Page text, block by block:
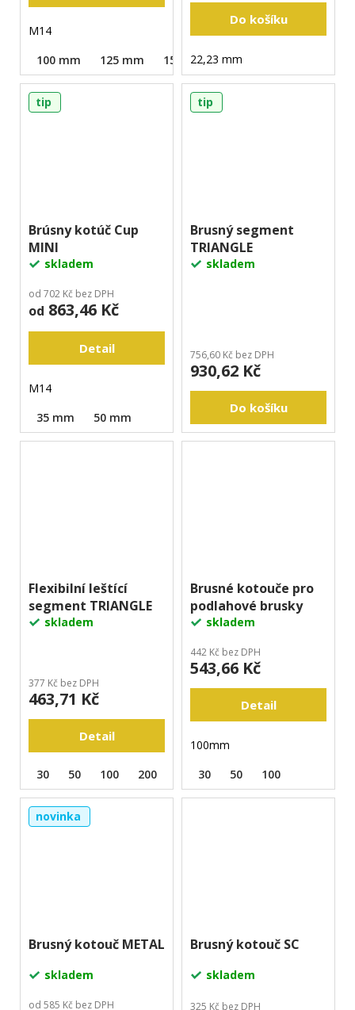
M14
100 mm
125 mm 150 mm
Do košíku
22,23 mm
tip
Brúsny kotúč Cup
MINI
skladem
od 702 Kč bez DPH
od 863,46 Kč
Detail
M14
35 mm
50 mm
tip
Brusný segment
TRIANGLE
skladem
756,60 Kč bez DPH
930,62 Kč
Do košíku
Flexibilní leštící
segment TRIANGLE
skladem
377 Kč bez DPH
463,71 Kč
Detail
30 50 100 200 800 1500
Brusné kotouče pro
podlahové brusky
skladem
442 Kč bez DPH
543,66 Kč
Detail
100mm
30
50 100
novinka
Brusný kotouč METAL
skladem
od 585 Kč bez DPH
Brusný kotouč SC
skladem
325 Kč bez DPH